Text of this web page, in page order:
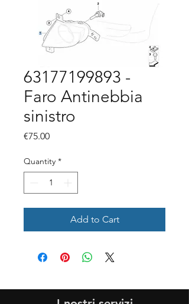
63177199893 -
Faro Antinebbia
sinistro
€75.00Price
Quantity *
Add to Cart